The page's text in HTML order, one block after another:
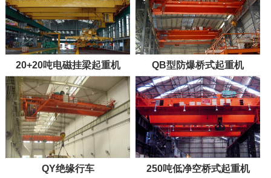
20+20吨电磁挂梁起重机 QB型防爆桥式起重机
QY绝缘行车 250吨低净空桥式起重机